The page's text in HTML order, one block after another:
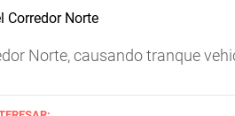
Norte, causando tranque